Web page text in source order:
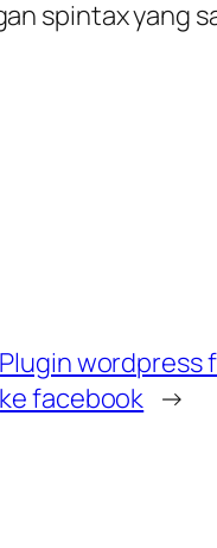
spintax yang
Plugin wordpress
ke facebook →